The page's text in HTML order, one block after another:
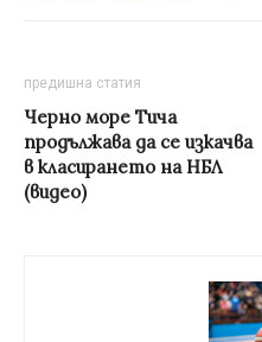
предишна статия
Черно море Тича
продължава да се изкачва
в класирането на НБЛ
(видео)